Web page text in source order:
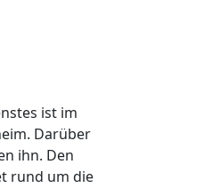
ist im
Darüber
ihn. Den
rund um die